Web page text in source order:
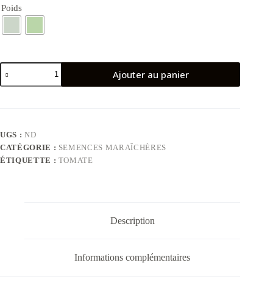
Poids
quantité
de
Tomate
Ajouter au panier
UGS : ND
CATÉGORIE : SEMENCES MARAÎCHÈRES
ÉTIQUETTE : TOMATE
Description
Informations complémentaires